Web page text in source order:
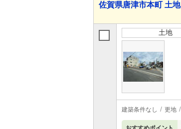
佐賀県唐津市本町 土地
土地
建築条件なし 更地